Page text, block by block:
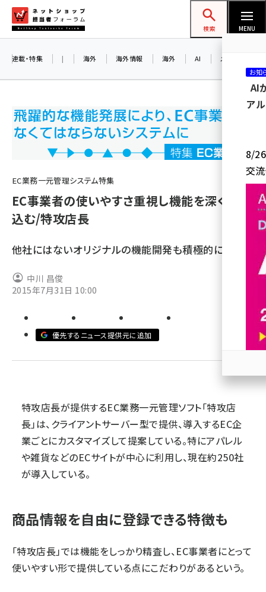
ン
ネットショップ担当者フォーラム
検索 MENU
amazon (2249)
yahoo (1901)
楽天 (1871)
ecbeing (1207)
アスクル (1119)
base (1077)
revico (740)
連載・特集 | 海外 海外情報 海外 AI メタバース
EC業務一元管理システム特集
EC事業者の使いやすさ重視し機能を深く作り
込む/特攻店長
他社にはないオリジナルの機能開発も積極的に進める
中川 昌俊
2015年7月31日 10:00
優先するニュース提供元に追加
特攻店長が提供するEC業務一元管理ソフト「特攻店
長」は、クライアントサーバー型で提供、導入するEC企
業ごとにカスタマイズして提案している。特にアパレル
や雑貨などのECサイトが中心に利用し、現在約250社
が導入している。
商品情報を自由に登録できる特徴も
「特攻店長」では機能をしっかり精査し、EC事業者にとって
使いやすい形で提供している点にこだわりがあるという。
お知
AI
ア
8/26
交
参